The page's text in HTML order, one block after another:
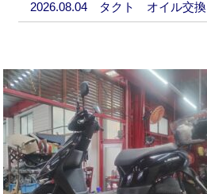
2026.08.04 タクト オイル交換